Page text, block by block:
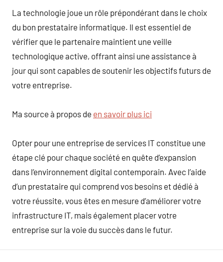
La technologie joue un rôle prépondérant dans le choix
du bon prestataire informatique. Il est essentiel de
vérifier que le partenaire maintient une veille
technologique active, offrant ainsi une assistance à
jour qui sont capables de soutenir les objectifs futurs de
votre entreprise.
Ma source à propos de en savoir plus ici
Opter pour une entreprise de services IT constitue une
étape clé pour chaque société en quête d’expansion
dans l’environnement digital contemporain. Avec l’aide
d’un prestataire qui comprend vos besoins et dédié à
votre réussite, vous êtes en mesure d’améliorer votre
infrastructure IT, mais également placer votre
entreprise sur la voie du succès dans le futur.